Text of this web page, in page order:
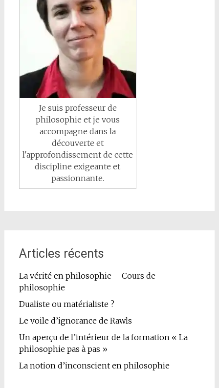
Je suis professeur de
philosophie et je vous
accompagne dans la
découverte et
l'approfondissement de cette
discipline exigeante et
passionnante.
Articles récents
La vérité en philosophie – Cours de
philosophie
Dualiste ou matérialiste ?
Le voile d’ignorance de Rawls
Un aperçu de l’intérieur de la formation « La
philosophie pas à pas »
La notion d’inconscient en philosophie